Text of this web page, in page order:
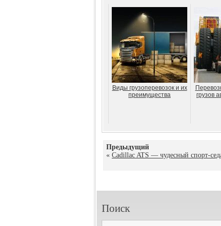
Виды грузоперевозок и их
преимущества
грузов
Предыдущий
« Cadillac ATS — чудесный спорт-
Поиск